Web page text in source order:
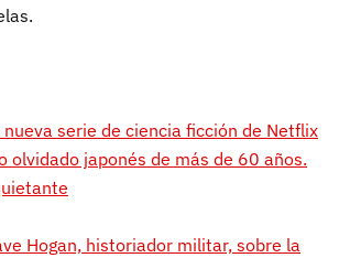
nueva serie de ciencia ficción de Netflix
olvidado japonés de más de 60 años.
Hogan, historiador militar, sobre la